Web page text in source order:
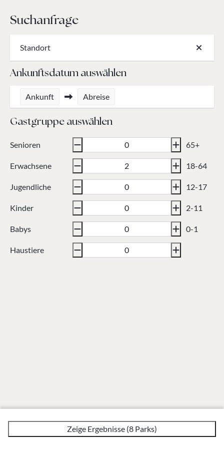
Suchanfrage
Standort
Ankunftsdatum auswählen
Ankunft Abreise
Gastgruppe auswählen
Senioren 65+
Erwachsene 18-64
Jugendliche 12-17
Kinder 2-11
Babys 0-1
Haustiere
Zeige Ergebnisse (8 Parks)